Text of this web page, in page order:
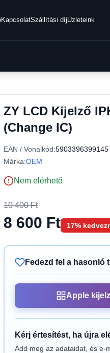
KapcsolatSzállítási díjÜzleteink
ZY LCD Kijelző
(Change IC)
EAN / Vonalkód:5903396399145
Márka:OEM
Nem elérhető
10 400 Ft
8 600 Ft 17%
Fedezd fel a hasonló
Apple
Kérj értesítést, ha újra
Add meg az adataidat, és e-